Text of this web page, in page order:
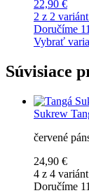
22,90 €
2 z 2
Doručíme
Vybrať
Súvisiace
Sukrew
červené
24,90 €
4 z 4
Doručíme